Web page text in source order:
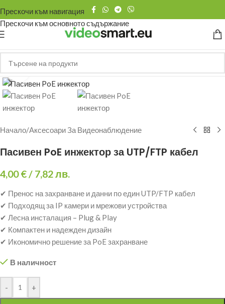
Прескочи към навигация
Прескочи към основното съдържание
Щракнете за уголемяване
Начало/Аксесоари За Видеонаблюдение
Пасивен PoE инжектор за UTP/FTP кабел
4,00€/ 7,82 лв.
✔ Пренос на захранване и данни по един UTP/FTP кабел
✔ Подходящ за IP камери и мрежови устройства
✔ Лесна инсталация – Plug & Play
✔ Компактен и надежден дизайн
✔ Икономично решение за PoE захранване
В наличност
- +